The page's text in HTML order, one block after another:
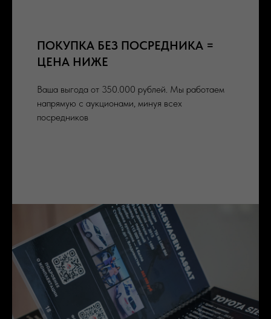
ПОКУПКА БЕЗ ПОСРЕДНИКА =
ЦЕНА НИЖЕ
Ваша выгода от 350.000 рублей. Мы работаем
напрямую с аукционами, минуя всех
посредников